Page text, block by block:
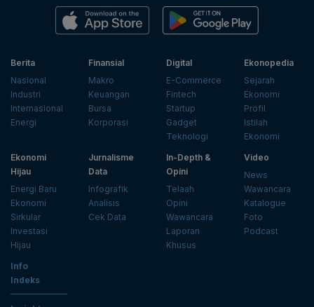
Berita
Nasional
Industri
Internasional
Energi
Finansial
Makro
Keuangan
Bursa
Korporasi
Digital
E-Commerce
Fintech
Startup
Gadget
Teknologi
Ekonopedia
Sejarah
Ekonomi
Profil
Istilah
Ekonomi
Ekonomi
Hijau
Energi Baru
Ekonomi
Sirkular
Investasi
Hijau
Jurnalisme
Data
Infografik
Analisis
Cek Data
In-Depth &
Opini
Telaah
Opini
Wawancara
Laporan
Khusus
Video
News
Wawancara
Katalogue
Foto
Podcast
Info
Indeks